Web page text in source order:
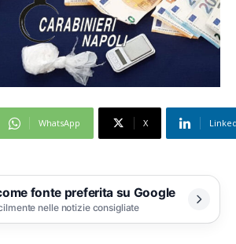
WhatsApp X
fonte preferita su Google
nelle notizie consigliate